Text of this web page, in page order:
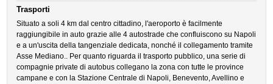
Trasporti
Situato a soli 4 km dal centro cittadino, l'aeroporto è facilmente
raggiungibile in auto grazie alle 4 autostrade che confluiscono su Napoli
e a un'uscita della tangenziale dedicata, nonché il collegamento tramite
Asse Mediano.. Per quanto riguarda il trasporto pubblico, una serie di
compagnie private di autobus collegano la zona con tutte le province
campane e con la Stazione Centrale di Napoli, Benevento, Avellino e